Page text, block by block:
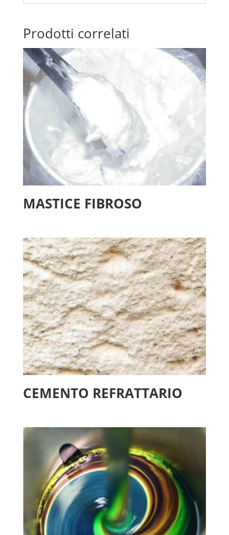
Prodotti correlati
MASTICE FIBROSO
CEMENTO REFRATTARIO